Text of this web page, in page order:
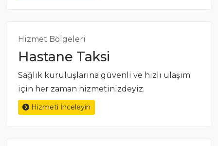
Hizmet Bölgeleri
Hastane Taksi
Sağlık kuruluşlarına güvenli ve hızlı ulaşım
için her zaman hizmetinizdeyiz.
Hizmeti İnceleyin